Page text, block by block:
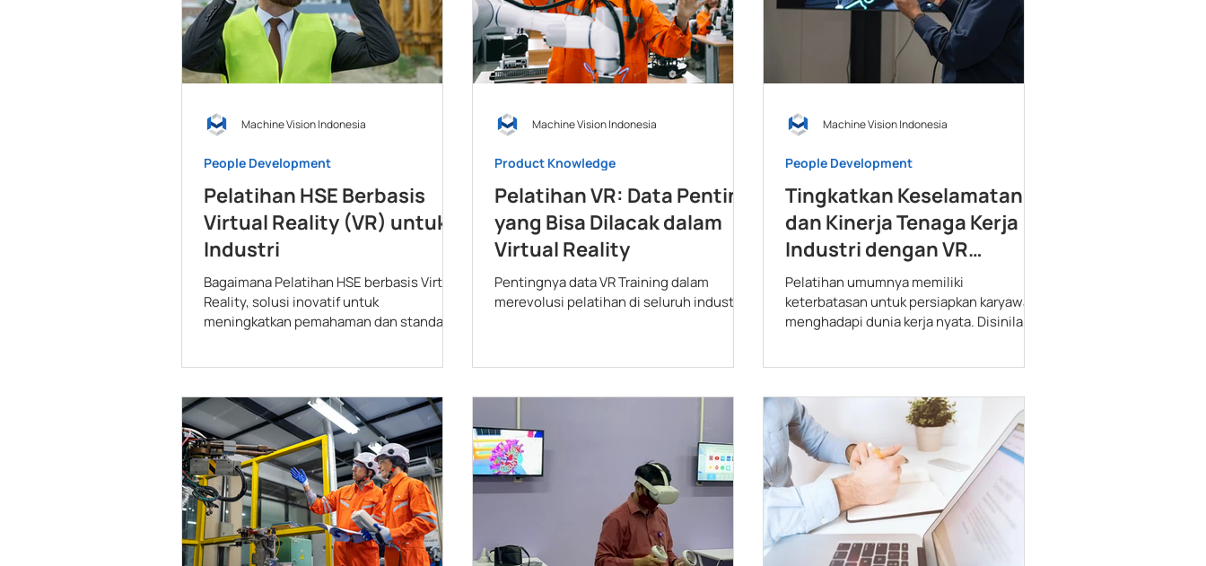
Pelatihan HSE Berbasis
Virtual Reality (VR) untuk
Industri
Bagaimana Pelatihan HSE berbasis Virtual
Reality, solusi inovatif untuk
meningkatkan pemahaman dan standar
People Development
Machine Vision Indonesia
Pelatihan VR: Data Penting
yang Bisa Dilacak dalam
Virtual Reality
Pentingnya data VR Training dalam
merevolusi pelatihan di seluruh industri.
Product Knowledge
Machine Vision Indonesia
Tingkatkan Keselamatan
dan Kinerja Tenaga Kerja
Industri dengan VR
Training
Pelatihan umumnya memiliki
keterbatasan untuk persiapkan karyawan
menghadapi dunia kerja nyata. Disinilah
People Development
Machine Vision Indonesia